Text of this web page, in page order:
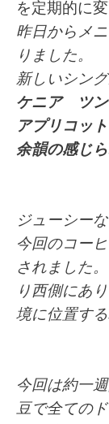
を定期的に
昨日からメ
りました。
新しいシン
ケニア ツン
アプリコッ
余韻の感じ
ジューシー
今回のコー
されました
り西側にあ
境に位置する
今回は約一
豆で全ての